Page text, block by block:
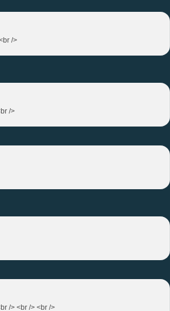
/>
/>
/> <br /> <br />